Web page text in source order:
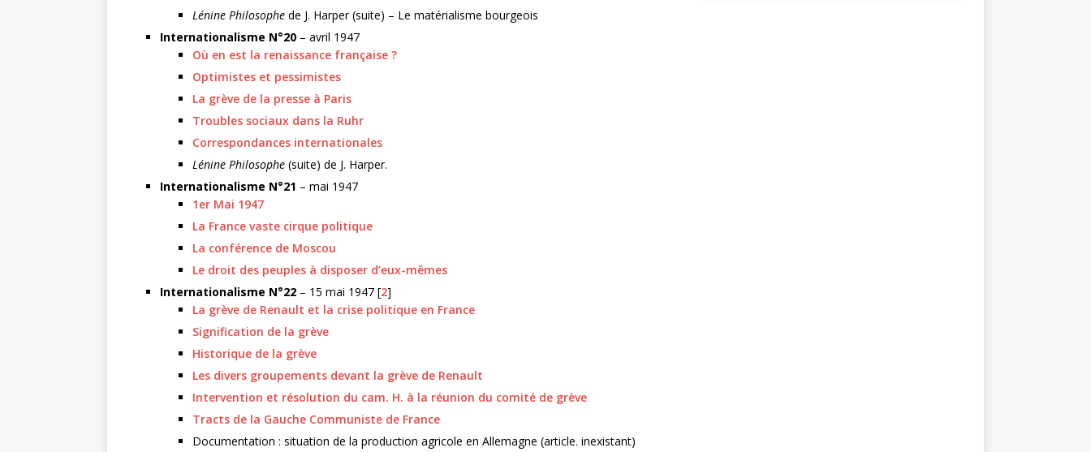
Lénine Philosophe de J. Harper (suite) – Le matérialisme bourgeois
Internationalisme N°20 – avril 1947
Où en est la renaissance française ?
Optimistes et pessimistes
La grève de la presse à Paris
Troubles sociaux dans la Ruhr
Correspondances internationales
Lénine Philosophe (suite) de J. Harper.
Internationalisme N°21 – mai 1947
1er Mai 1947
La France vaste cirque politique
La conférence de Moscou
Le droit des peuples à disposer d’eux-mêmes
Internationalisme N°22 – 15 mai 1947 [2]
La grève de Renault et la crise politique en France
Signification de la grève
Historique de la grève
Les divers groupements devant la grève de Renault
Intervention et résolution du cam. H. à la réunion du comité de grève
Tracts de la Gauche Communiste de France
Documentation : situation de la production agricole en Allemagne (article. inexistant)